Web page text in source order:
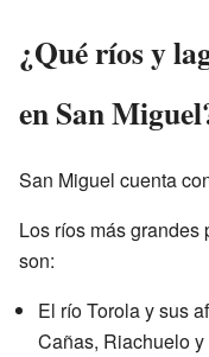
¿Qué ríos y
en San
San Miguel cuenta
Los ríos más grandes
son:
El río Torola y sus
Cañas, Riachuelo